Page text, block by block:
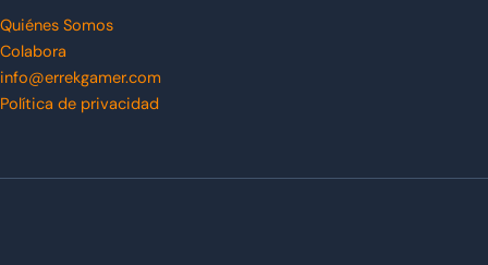
Quiénes Somos
Colabora
info@errekgamer.com
Política de privacidad